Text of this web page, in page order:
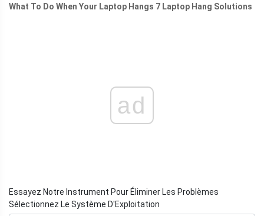
What To Do When Your Laptop Hangs 7 Laptop Hang Solutions
ad
Essayez Notre Instrument Pour Éliminer Les Problèmes
Sélectionnez Le Système D'Exploitation